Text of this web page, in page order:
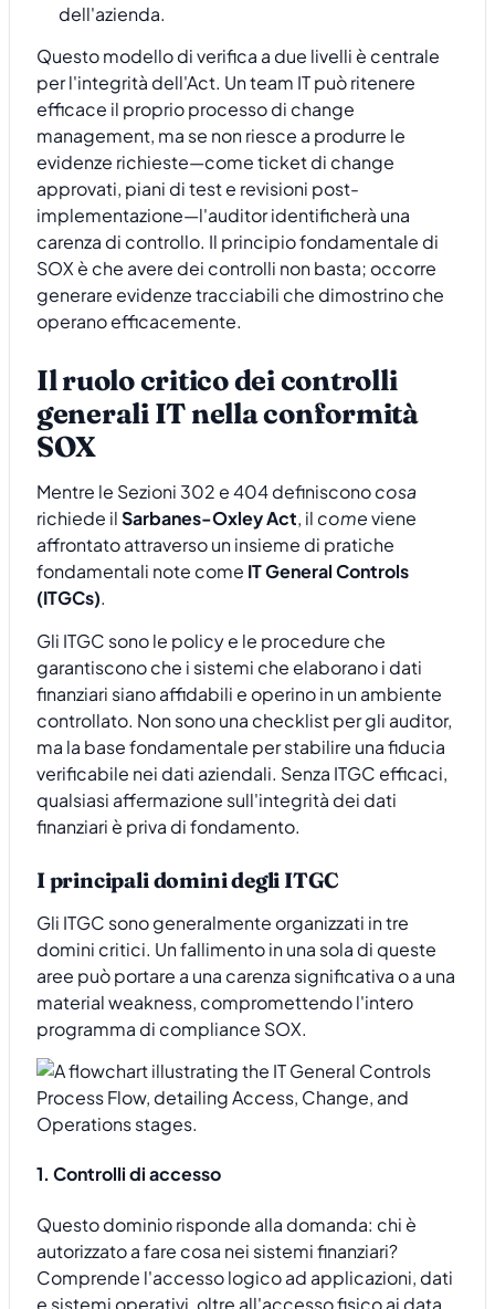
dell'azienda.
Questo modello di verifica a due livelli è centrale
per l'integrità dell'Act. Un team IT può ritenere
efficace il proprio processo di change
management, ma se non riesce a produrre le
evidenze richieste—come ticket di change
approvati, piani di test e revisioni post-
implementazione—l'auditor identificherà una
carenza di controllo. Il principio fondamentale di
SOX è che avere dei controlli non basta; occorre
generare evidenze tracciabili che dimostrino che
operano efficacemente.
Il ruolo critico dei controlli
generali IT nella conformità
SOX
Mentre le Sezioni 302 e 404 definisconocosa
richiede ilSarbanes-Oxley Act, il comeviene
affrontato attraverso un insieme di pratiche
fondamentali note come IT General Controls
(ITGCs).
Gli ITGC sono le policy e le procedure che
garantiscono che i sistemi che elaborano i dati
finanziari siano affidabili e operino in un ambiente
controllato. Non sono una checklist per gli auditor,
ma la base fondamentale per stabilire una fiducia
verificabile nei dati aziendali. Senza ITGC efficaci,
qualsiasi affermazione sull'integrità dei dati
finanziari è priva di fondamento.
I principali domini degli ITGC
Gli ITGC sono generalmente organizzati in tre
domini critici. Un fallimento in una sola di queste
aree può portare a una carenza significativa o a una
material weakness, compromettendo l'intero
programma di compliance SOX.
1. Controlli di accesso
Questo dominio risponde alla domanda: chi è
autorizzato a fare cosa nei sistemi finanziari?
Comprende l'accesso logico ad applicazioni, dati
e sistemi operativi, oltre all'accesso fisico ai data